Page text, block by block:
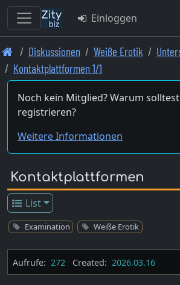
Skip
to
main
content
Einloggen
Diskussionen Weiße Erotik
Kontaktplattformen 1/1
Noch kein Mitglied? Warum
registrieren?
Weitere Informationen
Kontaktplattformen
List
Examination Weiße Erotik
Aufrufe: 272 Created: 2026.03.16